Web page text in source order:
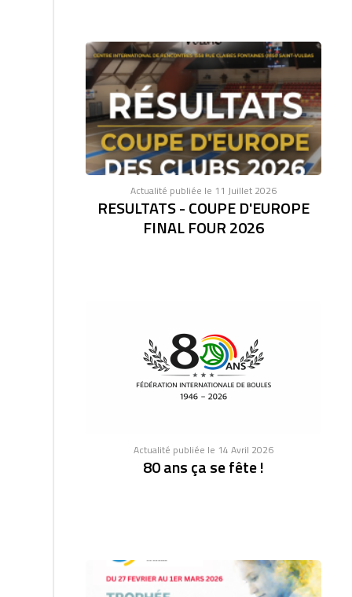
Actualité publiée le 11 Juillet 2026
RESULTATS - COUPE D'EUROPE
FINAL FOUR 2026
Actualité publiée le 14 Avril 2026
80 ans ça se fête !